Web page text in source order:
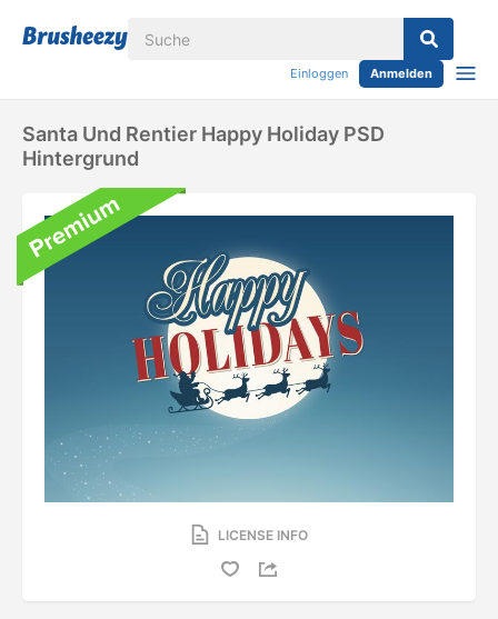
Einloggen Anmelden
Santa Und Rentier Happy Holiday PSD
Hintergrund
LICENSE INFO